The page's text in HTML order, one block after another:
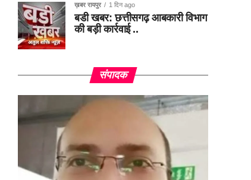
ख़बर रायपुर 1 दिन ago
बडी खबर: छत्तीसगढ़ आबकारी विभाग
की बड़ी कार्रवाई ..
संपादक